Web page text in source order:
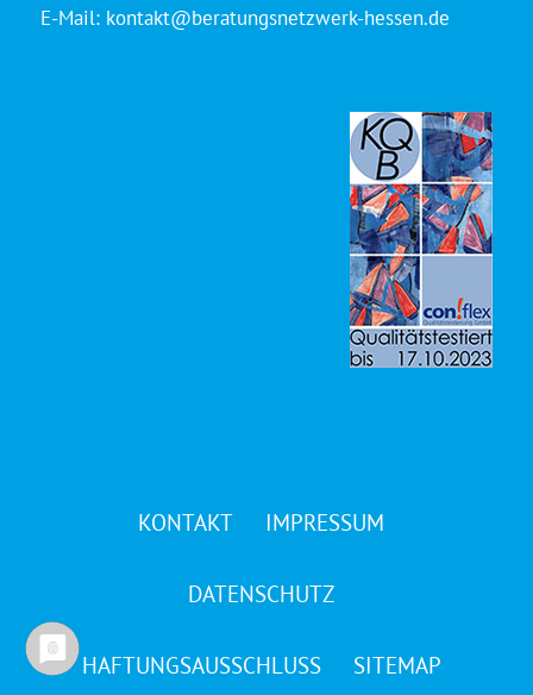
E-Mail: kontakt@beratungsnetzwerk-hessen.de
KONTAKT IMPRESSUM
DATENSCHUTZ
HAFTUNGSAUSSCHLUSS SITEMAP